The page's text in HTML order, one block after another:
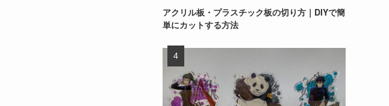
アクリル板・プラスチック板の切り方｜DIYで簡
単にカットする方法